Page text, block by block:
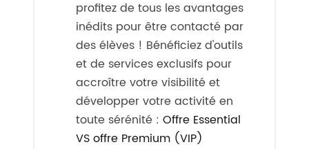
profitez de tous les avantages
inédits pour être contacté par
des élèves ! Bénéficiez d'outils
et de services exclusifs pour
accroître votre visibilité et
développer votre activité en
toute sérénité :Offre Essential
VS offre Premium (VIP)